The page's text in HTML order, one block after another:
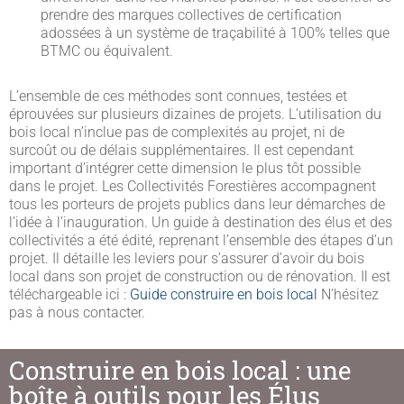
prendre des marques collectives de certification
adossées à un système de traçabilité à 100% telles que
BTMC ou équivalent.
L’ensemble de ces méthodes sont connues, testées et
éprouvées sur plusieurs dizaines de projets. L’utilisation du
bois local n’inclue pas de complexités au projet, ni de
surcoût ou de délais supplémentaires. Il est cependant
important d’intégrer cette dimension le plus tôt possible
dans le projet. Les Collectivités Forestières accompagnent
tous les porteurs de projets publics dans leur démarches de
l’idée à l’inauguration. Un guide à destination des élus et des
collectivités a été édité, reprenant l’ensemble des étapes d’un
projet. Il détaille les leviers pour s’assurer d’avoir du bois
local dans son projet de construction ou de rénovation. Il est
téléchargeable ici : Guide construire en bois local N’hésitez
pas à nous contacter.
Construire en bois local : une
boîte à outils pour les Élus